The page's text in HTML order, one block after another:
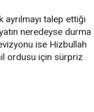
talep ettiği
neredeyse durma
ise Hizbullah
ordusu için sürpriz